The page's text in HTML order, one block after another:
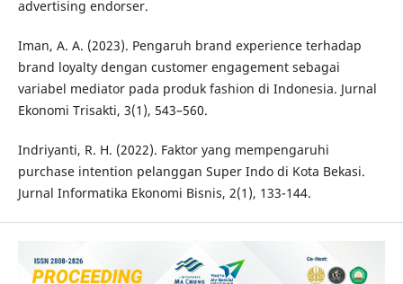
advertising endorser.
Iman, A. A. (2023). Pengaruh brand experience terhadap
brand loyalty dengan customer engagement sebagai
variabel mediator pada produk fashion di Indonesia. Jurnal
Ekonomi Trisakti, 3(1), 543–560.
Indriyanti, R. H. (2022). Faktor yang mempengaruhi
purchase intention pelanggan Super Indo di Kota Bekasi.
Jurnal Informatika Ekonomi Bisnis, 2(1), 133-144.